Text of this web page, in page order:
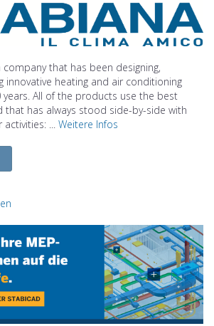
company that has been designing,
innovative heating and air conditioning
All of the products use the best
that has always stood side-by-side with
... Weitere Infos